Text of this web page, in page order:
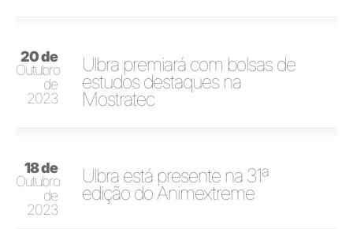
20 de
Outubro
de
2023
Ulbra premiará com bolsas de
estudos destaques na
Mostratec
18 de
Outubro
de
2023
Ulbra está presente na 31ª
edição do Animextreme